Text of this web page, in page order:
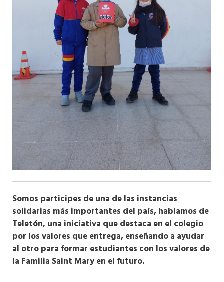
Somos participes de una de las instancias
solidarias más importantes del país, hablamos de
Teletón, una iniciativa que destaca en el colegio
por los valores que entrega, enseñando a ayudar
al otro para formar estudiantes con los valores de
la Familia Saint Mary en el futuro.